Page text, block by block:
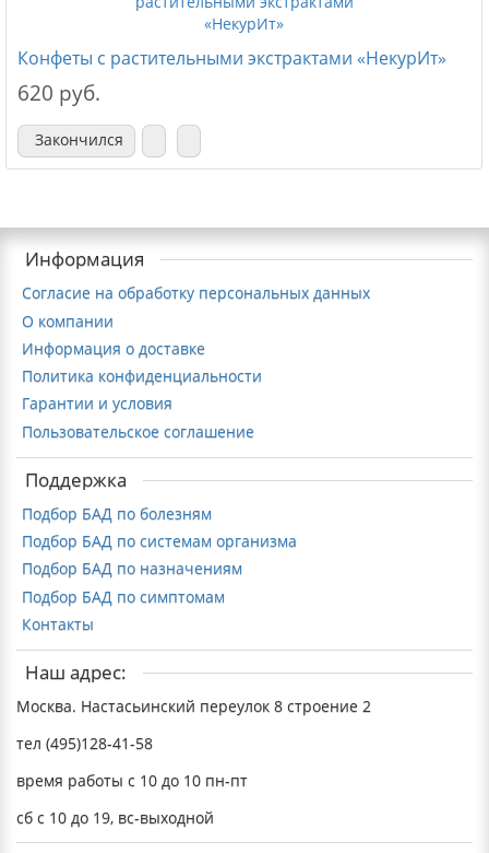
Конфеты с растительными экстрактами «НекурИт»
620 руб.
Закончился
Информация
Согласие на обработку персональных данных
О компании
Информация о доставке
Политика конфиденциальности
Гарантии и условия
Пользовательское соглашение
Поддержка
Подбор БАД по болезням
Подбор БАД по системам организма
Подбор БАД по назначениям
Подбор БАД по симптомам
Контакты
Наш адрес:
Москва. Настасьинский переулок 8 строение 2
тел (495)128-41-58
время работы с 10 до 10 пн-пт
сб с 10 до 19, вс-выходной